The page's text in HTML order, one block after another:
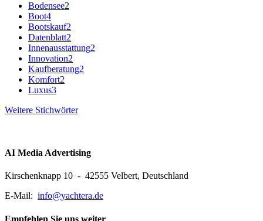
Bodensee2
Boot4
Bootskauf2
Datenblatt2
Innenausstattung2
Innovation2
Kaufberatung2
Komfort2
Luxus3
Weitere Stichwörter
AI Media Advertising
Kirschenknapp 10 - 42555 Velbert, Deutschland
E-Mail: info@yachtera.de
Empfehlen Sie uns weiter